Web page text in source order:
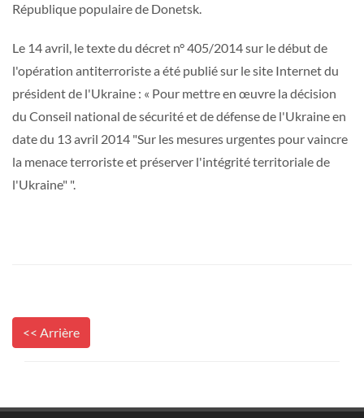
République populaire de Donetsk.
Le 14 avril, le texte du décret n° 405/2014 sur le début de
l'opération antiterroriste a été publié sur le site Internet du
président de l'Ukraine : « Pour mettre en œuvre la décision
du Conseil national de sécurité et de défense de l'Ukraine en
date du 13 avril 2014 "Sur les mesures urgentes pour vaincre
la menace terroriste et préserver l'intégrité territoriale de
l'Ukraine" ".
<< Arrière